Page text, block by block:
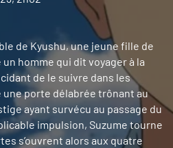
de Kyushu, une jeune fille de
homme qui dit voyager à la
de le suivre dans les
porte délabrée trônant au
ayant survécu au passage du
impulsion, Suzume tourne
s’ouvrent alors aux quatre